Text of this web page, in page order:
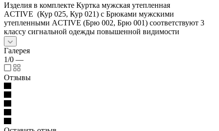
Изделия в комплекте Куртка мужская утепленная
ACTIVЕ (Кур 025, Кур 021) с Брюками мужскими
утепленными ACTIVЕ (Брю 002, Брю 001) соответствуют 3
классу сигнальной одежды повышенной видимости
Галерея
1/0 —
Отзывы